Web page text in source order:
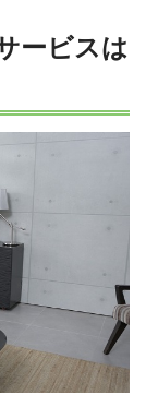
ービスは